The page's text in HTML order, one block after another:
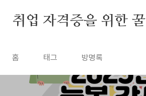
취업 자격증을 위한
홈 태그 방명록